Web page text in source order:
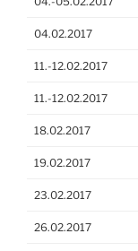
04.02.2017
11.-12.02.2017
11.-12.02.2017
18.02.2017
19.02.2017
23.02.2017
26.02.2017